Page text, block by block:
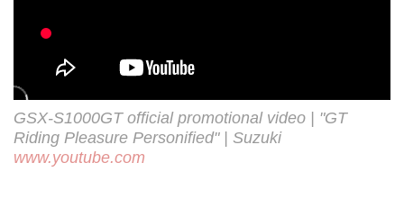
GSX-S1000GT official promotional video | "GT
Riding Pleasure Personified" | Suzuki
www.youtube.com